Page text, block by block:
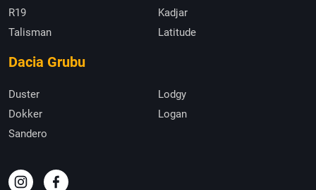
R19
Kadjar
Talisman
Latitude
Dacia Grubu
Duster
Lodgy
Dokker
Logan
Sandero